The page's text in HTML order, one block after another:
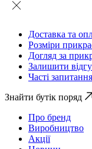
Доставка та
Розміри
Догляд за
Залишити
Часті запитання
Знайти бутік поряд
Про бренд
Виробництво
Акції